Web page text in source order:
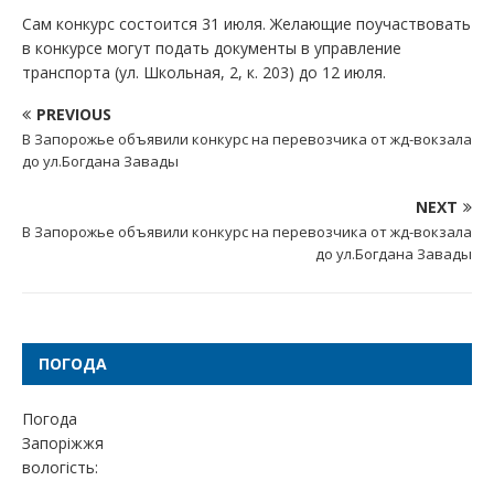
Сам конкурс состоится 31 июля. Желающие поучаствовать
в конкурсе могут подать документы в управление
транспорта (ул. Школьная, 2, к. 203) до 12 июля.
PREVIOUS
В Запорожье объявили конкурс на перевозчика от жд-вокзала
до ул.Богдана Завады
NEXT
В Запорожье объявили конкурс на перевозчика от жд-вокзала
до ул.Богдана Завады
ПОГОДА
Погода
Запоріжжя
вологість: